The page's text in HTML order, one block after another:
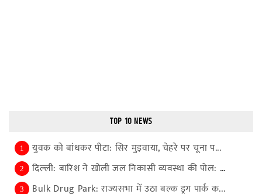
TOP 10 NEWS
1 युवक को बांधकर पीटा: सिर मुड़वाया, चेहरे पर चूना प...
2 दिल्ली: बारिश ने खोली जल निकासी व्यवस्था की पोल: स...
3 Bulk Drug Park: राज्यसभा में उठा बल्क ड्रग पार्क क...